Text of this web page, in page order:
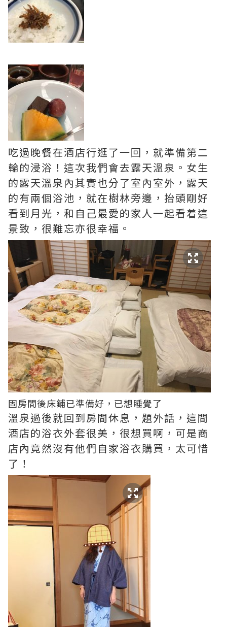
吃過晚餐在酒店行逛了一回，就準備第二
輪的浸浴！這次我們會去露天溫泉。女生
的露天溫泉內其實也分了室內室外，露天
的有兩個浴池，就在樹林旁邊，抬頭剛好
看到月光，和自己最愛的家人一起看着這
景致，很難忘亦很幸福。
固房間後床鋪已準備好，已想睡覺了
溫泉過後就回到房間休息，題外話，這間
酒店的浴衣外套很美，很想買啊，可是商
店內竟然沒有他們自家浴衣購買，太可惜
了！